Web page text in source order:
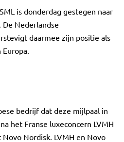
is donderdag gestegen naar
Nederlandse
daarmee zijn positie als
bedrijf dat deze mijlpaal in
het Franse luxeconcern LVMH
Nordisk. LVMH en Novo